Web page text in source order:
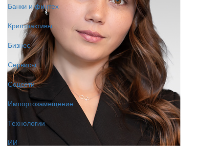
Банки и финтех
Криптоактивы
Бизнес
Сервисы
Соцсети
Импортозамещение
Технологии
ИИ